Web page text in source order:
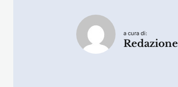
a cura di:
Redazione